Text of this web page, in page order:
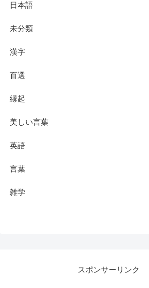
日本語
未分類
漢字
百選
縁起
美しい言葉
英語
言葉
雑学
スポンサーリンク